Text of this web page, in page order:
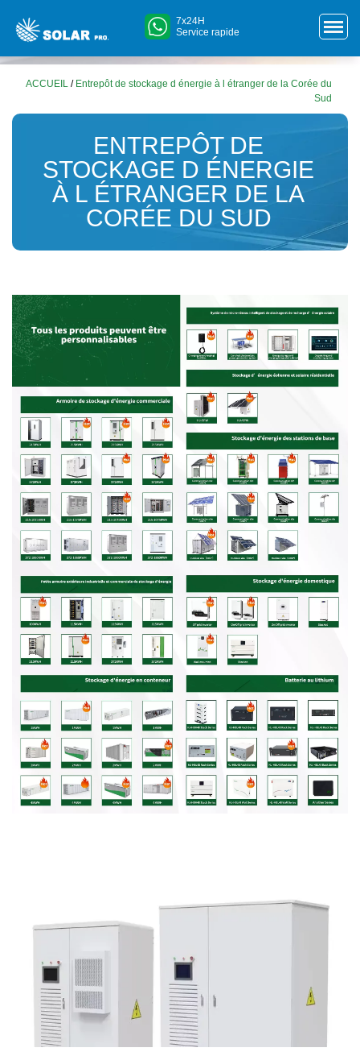
7x24H
Service rapide
ACCUEIL / Entrepôt de stockage d énergie à l étranger de la Corée du
Sud
ENTREPÔT DE
STOCKAGE D ÉNERGIE
À L ÉTRANGER DE LA
CORÉE DU SUD